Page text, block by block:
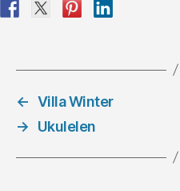
← Villa Winter
→
Ukulelen